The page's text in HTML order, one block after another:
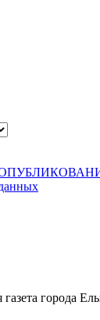
города